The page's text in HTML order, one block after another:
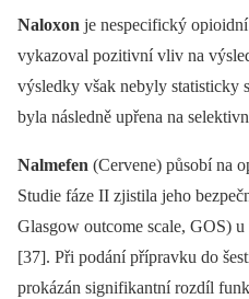
Naloxon je nespecifický
vykazoval pozitivní vliv na
výsledky však nebyly statisticky
byla následně upřena na
Nalmefen (Cervene) působí na
Studie fáze II zjistila jeho
Glasgow outcome scale, GOS)
[37]. Při podání přípravku do
prokázán signifikantní rozdíl